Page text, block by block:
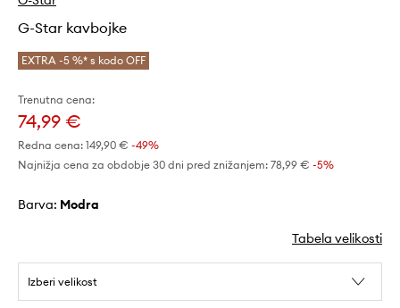
G-Star kavbojke
EXTRA -5 %* s kodo OFF
Trenutna cena:
74,99 €
Redna cena: 149,90 € -49%
Najnižja cena za obdobje 30 dni pred znižanjem: 78,99 € -5%
Barva: modra
Tabela velikosti
Izberi velikost